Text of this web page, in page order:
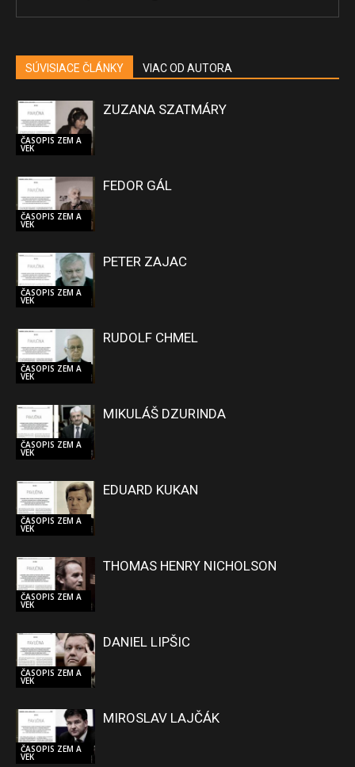
SÚVISIACE ČLÁNKY VIAC OD AUTORA
ČASOPIS ZEM A
VEK
ZUZANA SZATMÁRY
ČASOPIS ZEM A
VEK
FEDOR GÁL
ČASOPIS ZEM A
VEK
PETER ZAJAC
ČASOPIS ZEM A
VEK
RUDOLF CHMEL
ČASOPIS ZEM A
VEK
MIKULÁŠ DZURINDA
ČASOPIS ZEM A
VEK
EDUARD KUKAN
ČASOPIS ZEM A
VEK
THOMAS HENRY NICHOLSON
ČASOPIS ZEM A
VEK
DANIEL LIPŠIC
ČASOPIS ZEM A
VEK
MIROSLAV LAJČÁK